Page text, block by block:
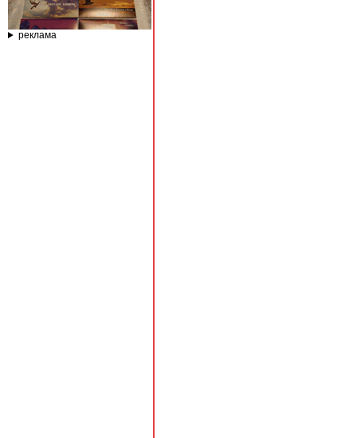
реклама